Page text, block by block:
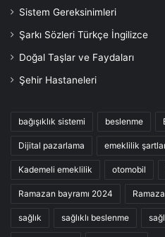
Sistem Gereksinimleri
Şarkı Sözleri Türkçe İngilizce
Doğal Taşlar ve Faydaları
Şehir Hastaneleri
bağışıklık sistemi beslenme
Dijital pazarlama emeklilik
Kademeli emeklilik otomobil
Ramazan bayramı 2024
sağlık sağlıklı beslenme